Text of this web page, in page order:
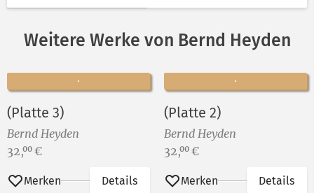
Weitere Werke von Bernd Heyden
(Platte 3)
Bernd Heyden
Preis:
32,00 €
Merken Details
(Platte 2)
Bernd Heyden
Preis:
32,00 €
Merken Details